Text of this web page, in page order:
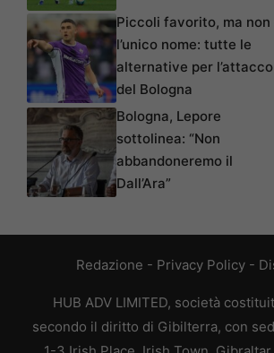
Piccoli favorito, ma non
l’unico nome: tutte le
alternative per l’attacco
del Bologna
Bologna, Lepore
sottolinea: “Non
abbandoneremo il
Dall’Ara”
Redazione - Privacy Policy-
HUB ADV LIMITED, società
secondo il diritto di Gibilterra, con